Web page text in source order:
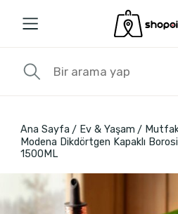
Ana Sayfa Ev & Yaşam
Modena Dikdörtgen Kapaklı
1500ML